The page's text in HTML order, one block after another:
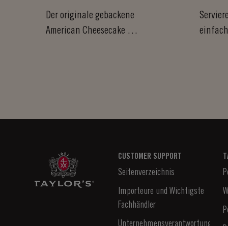
Der originale gebackene
American Cheesecake mit
CUSTOMER SUPPORT
Seitenverzeichnis
Importeure und Wichtigste
Fachhändler
Unternehmensverantwortung